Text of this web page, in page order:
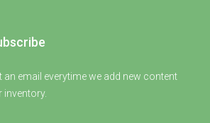
an email everytime we add new content
inventory.